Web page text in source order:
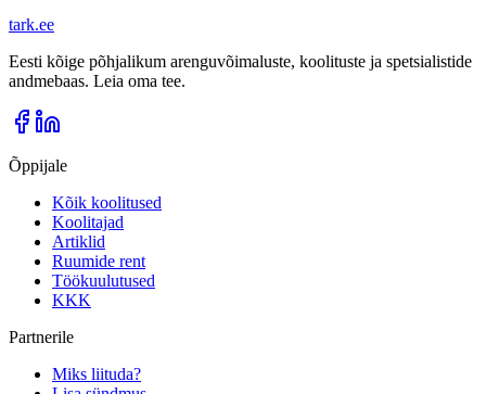
tark.ee
Eesti kõige põhjalikum arenguvõimaluste, koolituste ja spetsialistide
andmebaas. Leia oma tee.
Õppijale
Kõik koolitused
Koolitajad
Artiklid
Ruumide rent
Töökuulutused
KKK
Partnerile
Miks liituda?